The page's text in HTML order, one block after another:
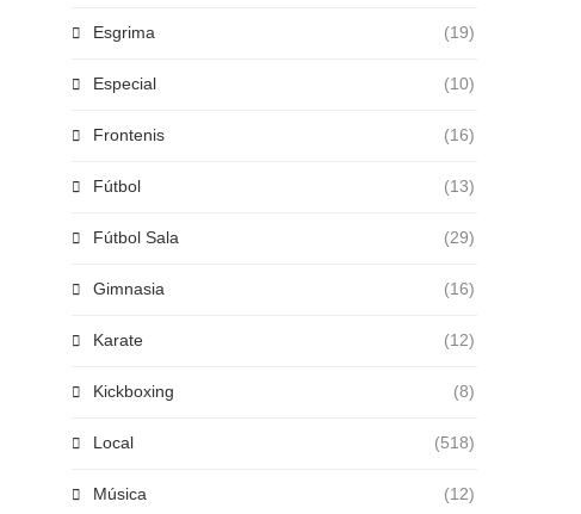
Esgrima (19)
Especial (10)
Frontenis (16)
Fútbol (13)
Fútbol Sala (29)
Gimnasia (16)
Karate (12)
Kickboxing (8)
Local (518)
Música (12)